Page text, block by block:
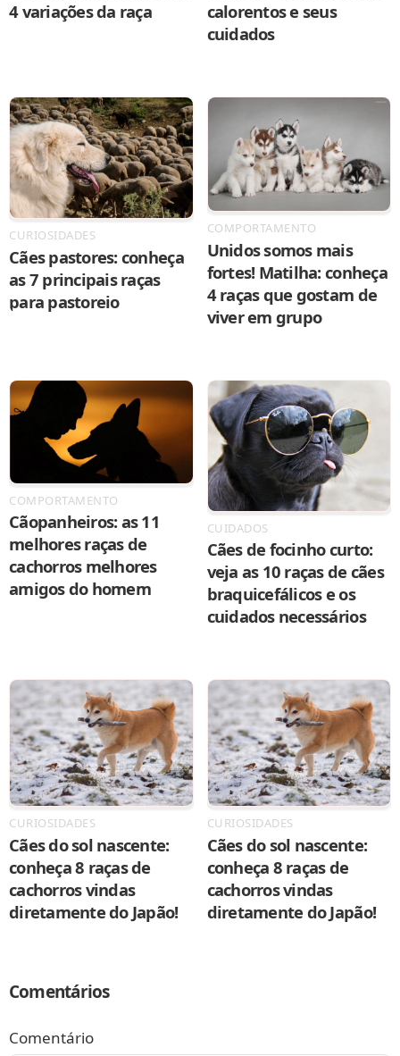
4 variações da raça
calorentos e seus
cuidados
CURIOSIDADES
Cães pastores: conheça
as 7 principais raças
para pastoreio
COMPORTAMENTO
Unidos somos mais
fortes! Matilha: conheça
4 raças que gostam de
viver em grupo
COMPORTAMENTO
Cãopanheiros: as 11
melhores raças de
cachorros melhores
amigos do homem
CUIDADOS
Cães de focinho curto:
veja as 10 raças de cães
braquicefálicos e os
cuidados necessários
CURIOSIDADES
Cães do sol nascente:
conheça 8 raças de
cachorros vindas
diretamente do Japão!
CURIOSIDADES
Cães do sol nascente:
conheça 8 raças de
cachorros vindas
diretamente do Japão!
Comentários
Comentário